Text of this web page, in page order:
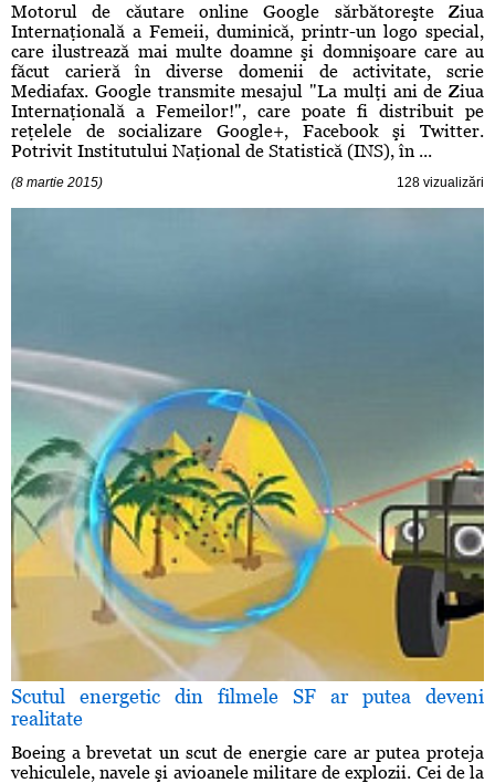
Motorul de căutare online Google sărbătoreşte Ziua
Internaţională a Femeii, duminică, printr-un logo special,
care ilustrează mai multe doamne şi domnişoare care au
făcut carieră în diverse domenii de activitate, scrie
Mediafax. Google transmite mesajul "La mulţi ani de Ziua
Internaţională a Femeilor!", care poate fi distribuit pe
reţelele de socializare Google+, Facebook şi Twitter.
Potrivit Institutului Naţional de Statistică (INS), în ...
(8 martie 2015) 128 vizualizări
Scutul energetic din filmele SF ar putea deveni
realitate
Boeing a brevetat un scut de energie care ar putea proteja
vehiculele, navele şi avioanele militare de explozii. Cei de la